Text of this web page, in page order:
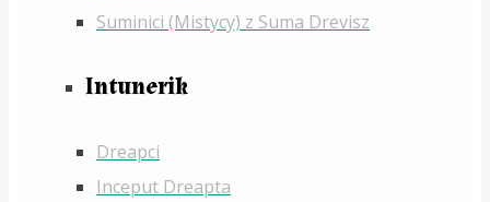
Suminici (Mistycy) z Suma Drevisz
Intunerik
Dreapci
Inceput Dreapta